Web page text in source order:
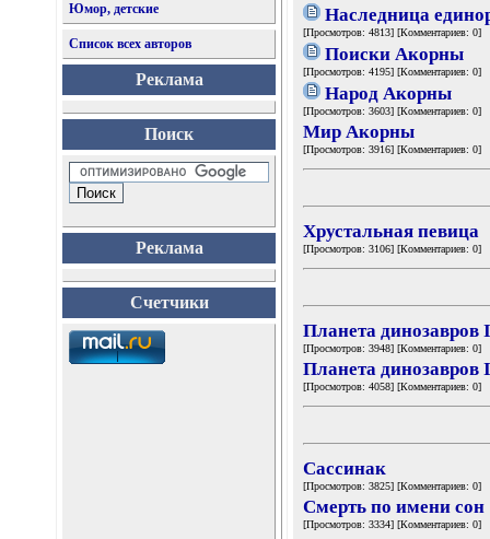
Юмор, детские
Список всех авторов
Реклама
Поиск
Реклама
Счетчики
Наследница
[Просмотров: 4813] [Комментариев: 0]
Поиски Акорны
[Просмотров: 4195] [Комментариев: 0]
Народ Акорны
[Просмотров: 3603] [Комментариев: 0]
Мир Акорны
[Просмотров: 3916] [Комментариев: 0]
Хрустальная певица
[Просмотров: 3106] [Комментариев: 0]
Планета динозавров I
[Просмотров: 3948] [Комментариев: 0]
Планета динозавров
[Просмотров: 4058] [Комментариев: 0]
Сассинак
[Просмотров: 3825] [Комментариев: 0]
Смерть по имени сон
[Просмотров: 3334] [Комментариев: 0]